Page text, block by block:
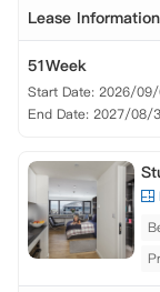
Lease Information
51Week
Start Date: 2026/
End Date: 2027/08/